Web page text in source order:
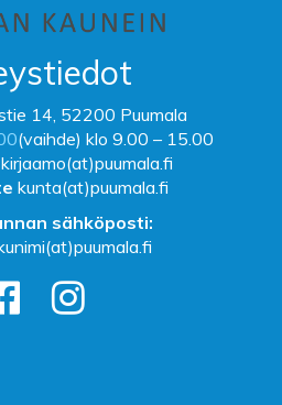
14, 52200 Puumala
(vaihde) klo 9.00 – 15.00
kirjaamo(at)puumala.fi
kunta(at)puumala.fi
sähköposti: